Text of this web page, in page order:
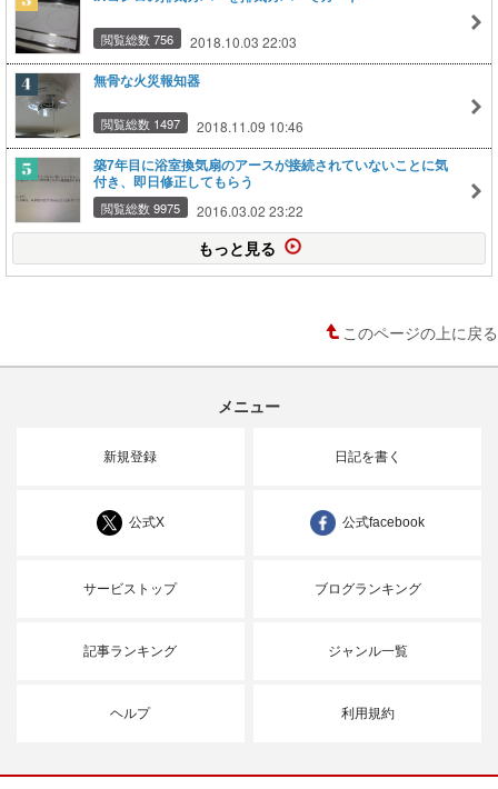
閲覧総数 756 2018.10.03 22:03
無骨な火災報知器
閲覧総数 1497 2018.11.09 10:46
築7年目に浴室換気扇のアースが接続されていないことに気
付き、即日修正してもらう
閲覧総数 9975 2016.03.02 23:22
もっと見る
このページの上に戻る
メニュー
新規登録 日記を書く
公式X 公式facebook
サービストップ ブログランキング
記事ランキング ジャンル一覧
ヘルプ 利用規約